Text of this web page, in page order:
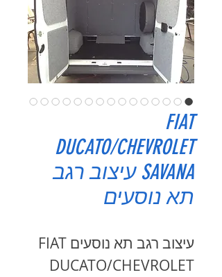
FIAT
DUCATO/CHEVROLET
SAVANA עיצוב רגב
תא נוסעים
עיצוב רגב תא נוסעים FIAT
DUCATO/CHEVROLET